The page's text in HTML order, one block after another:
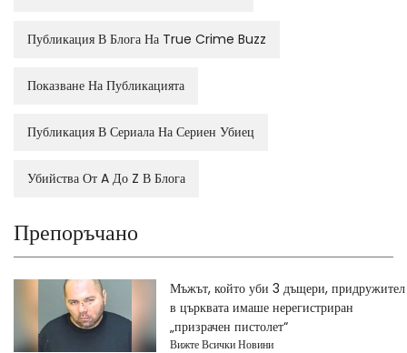
Публикация В Блога На True Crime Buzz
Показване На Публикацията
Публикация В Сериала На Сериен Убиец
Убийства От A До Z В Блога
Препоръчано
Мъжът, който уби 3 дъщери, придружител
в църквата имаше нерегистриран
„призрачен пистолет“
Вижте Всички Новини